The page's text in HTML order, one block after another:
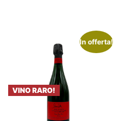
In offerta!
VINO RARO!